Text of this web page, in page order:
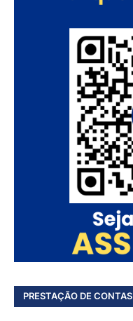
PRESTAÇÃO DE CONTAS